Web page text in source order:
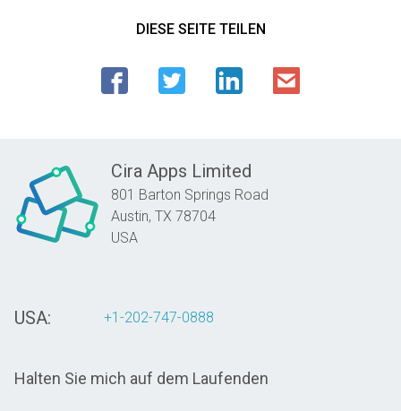
DIESE SEITE TEILEN
Cira Apps Limited
801 Barton Springs Road
Austin, TX 78704
USA
USA: +1-202-747-0888
Halten Sie mich auf dem Laufenden